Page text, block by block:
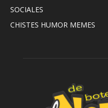
SOCIALES
CHISTES HUMOR MEMES